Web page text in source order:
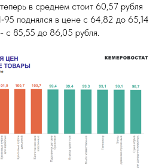
в среднем стоит 60,57 рубля
поднялся в цене с 64,82 до 65,14
с 85,55 до 86,05 рубля.